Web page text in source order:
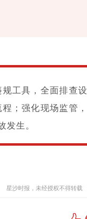
工具，全面排查设
；强化现场监管，
生。
星沙时报，未经授权不得转载